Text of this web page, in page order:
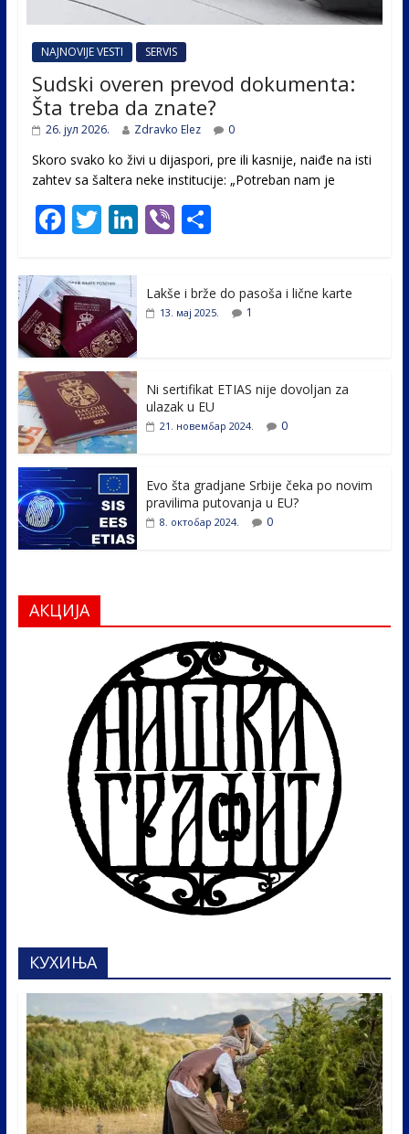
NAJNOVIJE VESTI SERVIS
Sudski overen prevod dokumenta:
Šta treba da znate?
26. јул 2026. Zdravko Elez 0
Skoro svako ko živi u dijaspori, pre ili kasnije, naiđe na isti
zahtev sa šaltera neke institucije: „Potreban nam je
F
e
b
o
o
k
T
itt
er
Li
e
Vi
er
S
ar
e
Lakše i brže do pasoša i lične karte
13. мај 2025. 1
Ni sertifikat ETIAS nije dovoljan za
ulazak u EU
21. новембар 2024. 0
Evo šta gradjane Srbije čeka po novim
pravilima putovanja u EU?
8. октобар 2024. 0
АКЦИЈА
КУХИЊА